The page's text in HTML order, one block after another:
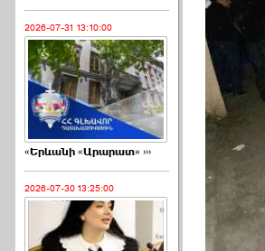
2026-07-31 13:10:00
«Երևանի «Արարատ» ›››
2026-07-30 13:25:00